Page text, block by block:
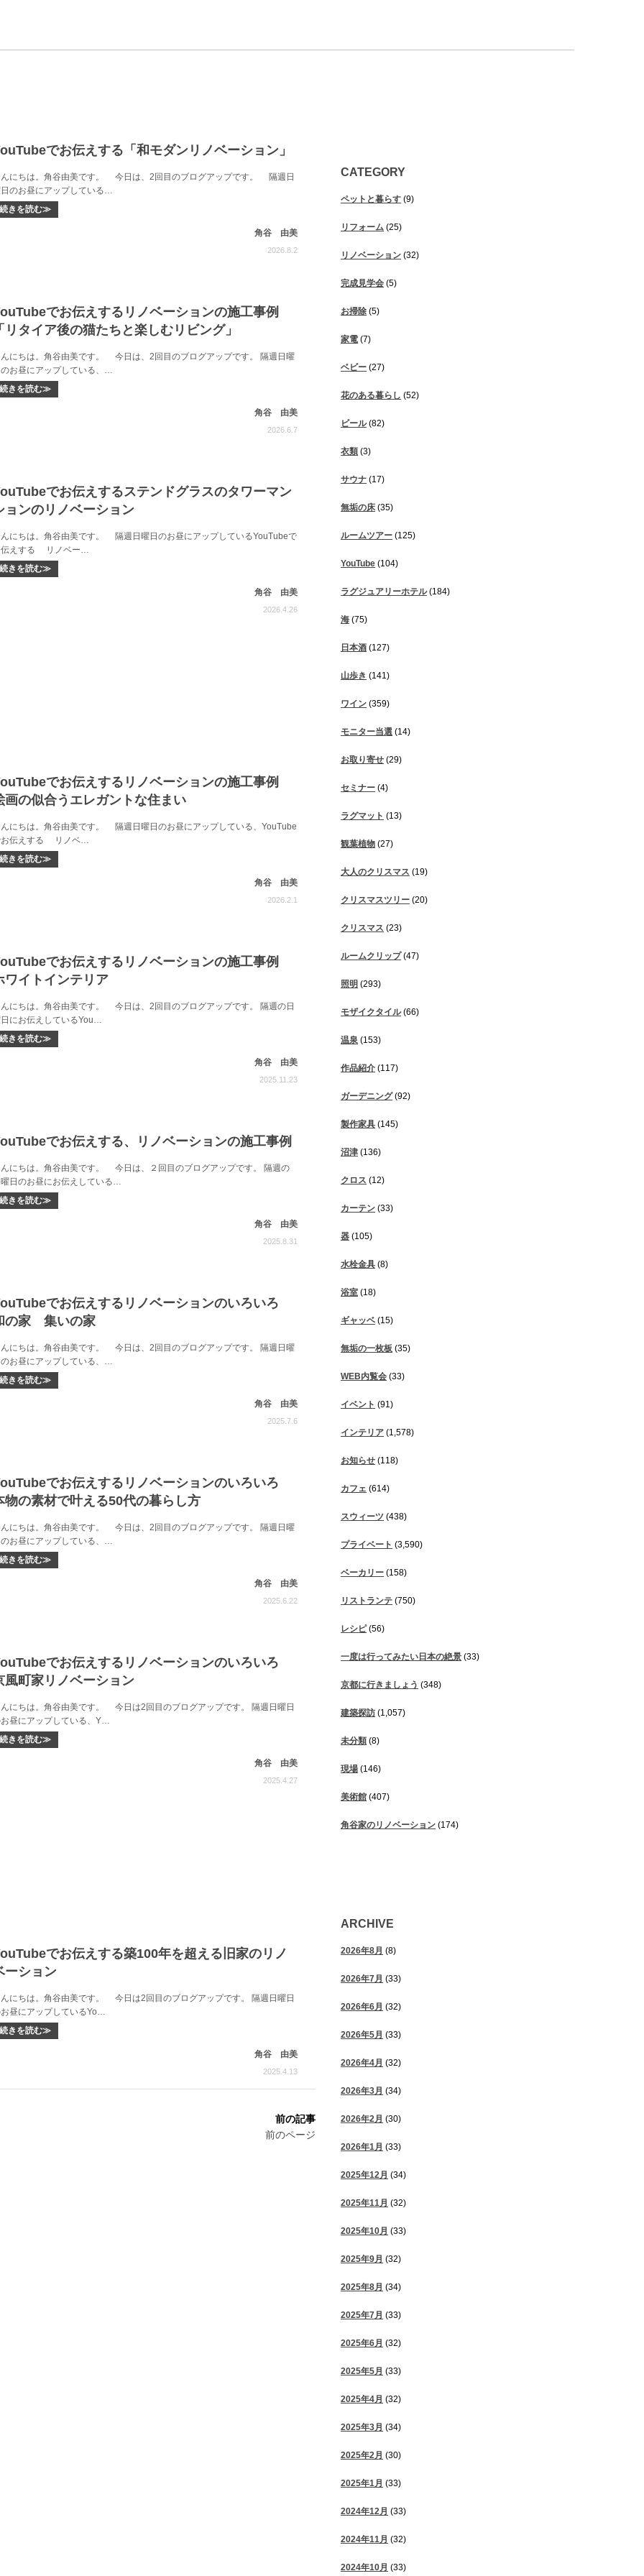
でお伝えする「和モダンリノベーション」
にちは。角谷由美です。 今日は、2回目のブログアップです。 隔週日
のお昼にアップしている…
続きを読む≫
角谷 由美
2026.8.2
でお伝えするリノベーションの施工事例
リタイア後の猫たちと楽しむリビング」
にちは。角谷由美です。 今日は、2回目のブログアップです。 隔週日曜
お昼にアップしている、…
続きを読む≫
角谷 由美
2026.6.7
でお伝えするステンドグラスのタワーマン
ョンのリノベーション
にちは。角谷由美です。 隔週日曜日のお昼にアップしているYouTubeで
伝えする リノベー…
続きを読む≫
角谷 由美
2026.4.26
でお伝えするリノベーションの施工事例
画の似合うエレガントな住まい
にちは。角谷由美です。 隔週日曜日のお昼にアップしている、YouTube
お伝えする リノベ…
続きを読む≫
角谷 由美
2026.2.1
でお伝えするリノベーションの施工事例
ワイトインテリア
にちは。角谷由美です。 今日は、2回目のブログアップです。 隔週の日
にお伝えしているYou…
続きを読む≫
角谷 由美
2025.11.23
でお伝えする、リノベーションの施工事例
にちは。角谷由美です。 今日は、２回目のブログアップです。 隔週の
日のお昼にお伝えしている…
続きを読む≫
角谷 由美
2025.8.31
でお伝えするリノベーションのいろいろ
の家 集いの家
にちは。角谷由美です。 今日は、2回目のブログアップです。 隔週日曜
お昼にアップしている、…
続きを読む≫
角谷 由美
2025.7.6
でお伝えするリノベーションのいろいろ
物の素材で叶える50代の暮らし方
にちは。角谷由美です。 今日は、2回目のブログアップです。 隔週日曜
お昼にアップしている、…
続きを読む≫
角谷 由美
2025.6.22
でお伝えするリノベーションのいろいろ
風町家リノベーション
にちは。角谷由美です。 今日は2回目のブログアップです。 隔週日曜日
昼にアップしている、Y…
続きを読む≫
角谷 由美
2025.4.27
でお伝えする築100年を超える旧家のリノ
ーション
にちは。角谷由美です。 今日は2回目のブログアップです。 隔週日曜日
昼にアップしているYo…
続きを読む≫
角谷 由美
2025.4.13
前のページ
CATEGORY
ペットと暮らす (9)
リフォーム (25)
リノベーション (32)
完成見学会 (5)
お掃除 (5)
家電 (7)
ベビー (27)
花のある暮らし (52)
ビール(82)
衣類 (3)
サウナ (17)
無垢の床 (35)
ルームツアー (125)
YouTube (104)
ラグジュアリーホテル(184)
海 (75)
日本酒 (127)
山歩き (141)
ワイン (359)
モニター当選 (14)
お取り寄せ (29)
セミナー (4)
ラグマット (13)
観葉植物 (27)
大人のクリスマス (19)
クリスマスツリー (20)
クリスマス (23)
ルームクリップ(47)
照明 (293)
モザイクタイル(66)
温泉 (153)
作品紹介 (117)
ガーデニング(92)
製作家具 (145)
沼津 (136)
クロス (12)
カーテン (33)
器 (105)
水栓金具 (8)
浴室 (18)
ギャッベ (15)
無垢の一枚板 (35)
WEB内覧会 (33)
イベント (91)
インテリア (1,578)
お知らせ (118)
カフェ (614)
スウィーツ (438)
プライベート (3,590)
ベーカリー (158)
リストランテ (750)
レシピ(56)
一度は行ってみたい日本の絶景 (33)
京都に行きましょう (348)
建築探訪 (1,057)
未分類 (8)
現場 (146)
美術館 (407)
角谷家のリノベーション (174)
ARCHIVE
2026年8月 (8)
2026年7月 (33)
2026年6月 (32)
2026年5月 (33)
2026年4月 (32)
2026年3月 (34)
2026年2月 (30)
2026年1月 (33)
2025年12月 (34)
2025年11月 (32)
2025年10月 (33)
2025年9月 (32)
2025年8月 (34)
2025年7月 (33)
2025年6月 (32)
2025年5月 (33)
2025年4月 (32)
2025年3月 (34)
2025年2月 (30)
2025年1月 (33)
2024年12月 (33)
2024年11月 (32)
2024年10月 (33)